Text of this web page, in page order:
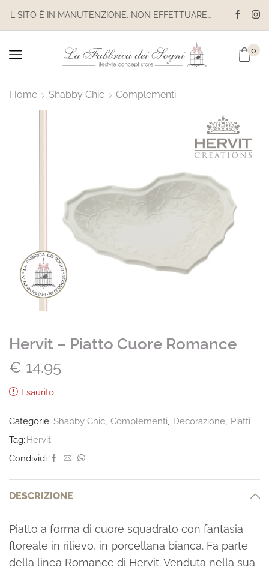
IL SITO È IN MANUTENZIONE. NON EFFETTUARE ACQUISTI. LE SPEDIZIONI SONO SOSPESE
0
Home Shabby Chic Complementi
Hervit – Piatto Cuore Romance
€ 14.95
Esaurito
Categorie Shabby Chic Complementi Decorazione Piatti
Tag: Hervit
Condividi
DESCRIZIONE
Piatto a forma di cuore squadrato con fantasia
floreale in rilievo, in porcellana bianca. Fa parte
della linea Romance di Hervit. Venduta nella sua